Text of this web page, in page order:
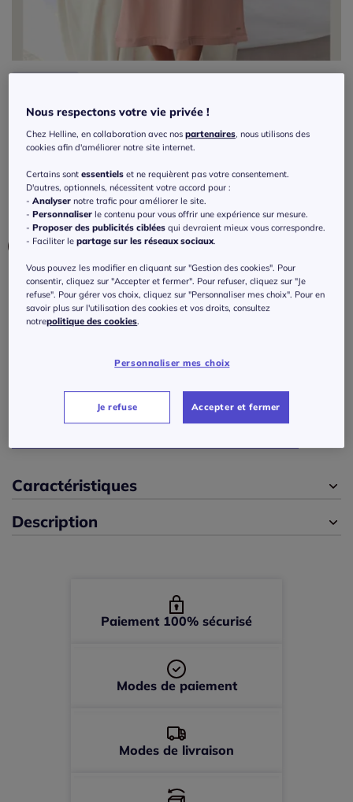
Élégante chemise de nuit longueur midi
Réf : 462.361.006 5 /5- 3avis
Couleur :vieux rose
Choisir une couleur :
Taille :
Veuillez sélectionner une taille
38/40 -En stock
46/48 -épuisé
J'ajoute au panier
Caractéristiques
Description
Paiement 100% sécurisé
Modes de paiement
Modes de livraison
Nous respectons votre vie privée !
Chez Helline, en collaboration avec nospartenaires, nous utilisons des
cookies afin d'améliorer notre site internet.
Certains sontessentiels et ne requièrent pas votre consentement.
D'autres, optionnels, nécessitent votre accord pour :
-Analyser notre trafic pour améliorer le site.
-Personnaliser le contenu pour vous offrir une expérience sur mesure.
-Proposer des publicités ciblées qui devraient mieux vous correspondre.
- Faciliter lepartage sur les réseaux sociaux.
Vous pouvez les modifier en cliquant sur "Gestion des cookies". Pour
consentir, cliquez sur "Accepter et fermer". Pour refuser, cliquez sur "Je
refuse". Pour gérer vos choix, cliquez sur "Personnaliser mes choix". Pour en
savoir plus sur l'utilisation des cookies et vos droits, consultez
notrepolitique des cookies.
Personnaliser mes choix
Je refuse Accepter et fermer